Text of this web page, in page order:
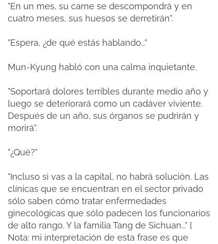
"En un mes, su carne se descompondrá y en
cuatro meses, sus huesos se derretirán".
"Espera, ¿de qué estás hablando..."
Mun-Kyung habló con una calma inquietante.
"Soportará dolores terribles durante medio año y
luego se deteriorará como un cadáver viviente.
Después de un año, sus órganos se pudrirán y
morirá".
"¿Qué?"
"Incluso si vas a la capital, no habrá solución. Las
clínicas que se encuentran en el sector privado
sólo saben cómo tratar enfermedades
ginecológicas que sólo padecen los funcionarios
de alto rango. Y la familia Tang de Sichuan..." [
Nota: mi interpretación de esta frase es que